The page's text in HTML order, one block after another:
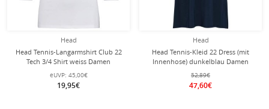
Head
Head Tennis-Langarmshirt Club 22
Tech 3/4 Shirt weiss Damen
eUVP: 45,00€
19,95€
Head
Head Tennis-Kleid 22 Dress (mit
Innenhose) dunkelblau Damen
52,89€
47,60€